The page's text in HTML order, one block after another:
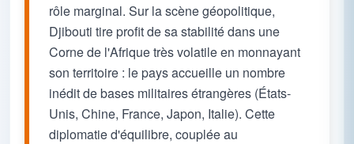
rôle marginal. Sur la scène géopolitique,
Djibouti tire profit de sa stabilité dans une
Corne de l'Afrique très volatile en monnayant
son territoire : le pays accueille un nombre
inédit de bases militaires étrangères (États-
Unis, Chine, France, Japon, Italie). Cette
diplomatie d'équilibre, couplée au